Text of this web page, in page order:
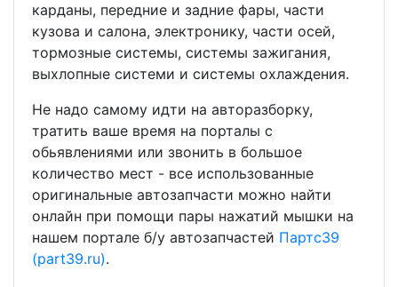
карданы, передние и задние фары, части
кузова и салона, электронику, части осей,
тормозные системы, системы зажигания,
выхлопные системи и системы охлаждения.
Не надо самому идти на авторазборку,
тратить ваше время на порталы с
обьявлениями или звонить в большое
количество мест - все использованные
оригинальные автозапчасти можно найти
онлайн при помощи пары нажатий мышки на
нашем портале б/у автозапчастей Партс39
(part39.ru).